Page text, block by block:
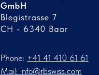
GmbH
Blegistrasse 7
CH - 6340 Baar
Phone: ‪+41 41 410 61 61‬
Mail: info@rbswiss.com